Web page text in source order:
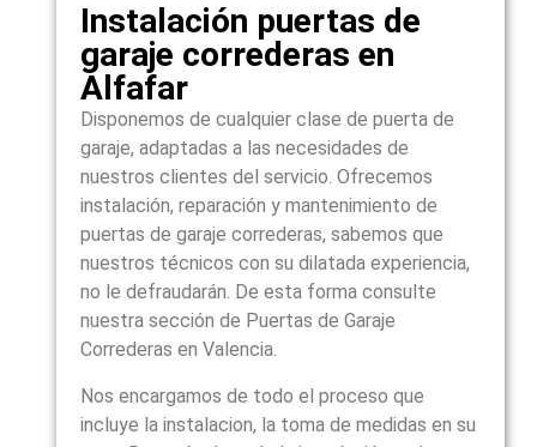
Instalación puertas de
garaje correderas en
Alfafar
Disponemos de cualquier clase de puerta de
garaje, adaptadas a las necesidades de
nuestros clientes del servicio. Ofrecemos
instalación, reparación y mantenimiento de
puertas de garaje correderas, sabemos que
nuestros técnicos con su dilatada experiencia,
no le defraudarán. De esta forma consulte
nuestra sección de Puertas de Garaje
Correderas en Valencia.
Nos encargamos de todo el proceso que
incluye la instalacion, la toma de medidas en su